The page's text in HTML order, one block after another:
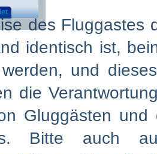
des Fluggastes
identisch ist,
und
die
Gluggästen
Bitte auch